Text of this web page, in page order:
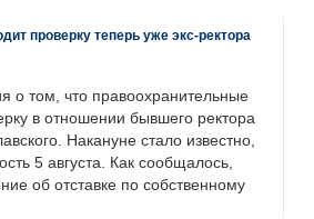
проверку теперь уже экс-ректора
о том, что правоохранительные
в отношении бывшего ректора
Накануне стало известно,
5 августа. Как сообщалось,
об отставке по собственному